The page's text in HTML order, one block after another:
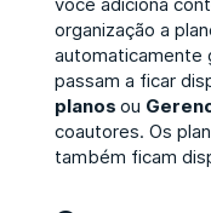
organização a
automaticamente
passam a ficar
planosou
coautores. Os
também ficam